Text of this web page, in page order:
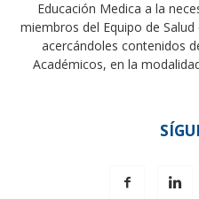
Educación Medica a la
miembros del Equipo de
acercándoles contenidos
Académicos, en la